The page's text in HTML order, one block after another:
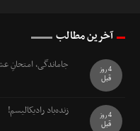
آخرین مطالب
جاماندگی، امتحانِ
4 روز
قبل
زنده‌باد رادیکالیسم!
4 روز
قبل